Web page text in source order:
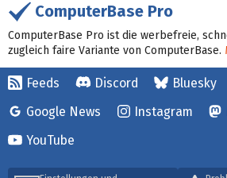
ComputerBase Pro
ComputerBase Pro ist die werbefreie,
zugleich faire Variante von ComputerBase.
Feeds Discord Bluesky
Google News
Instagram
YouTube